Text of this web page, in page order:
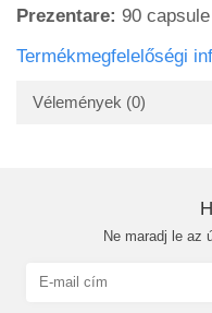
Prezentare: 90 capsule
Termékmegfelelőségi
Vélemények (0)
Ne maradj le az